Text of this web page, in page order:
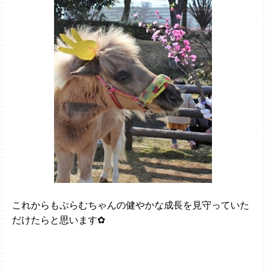
これからもぷらむちゃんの健やかな成長を見守っていた
だけたらと思います✿